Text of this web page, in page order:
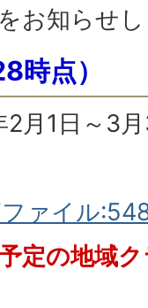
お知らせ
時点）
2月1日～3
ァイル
定の地域